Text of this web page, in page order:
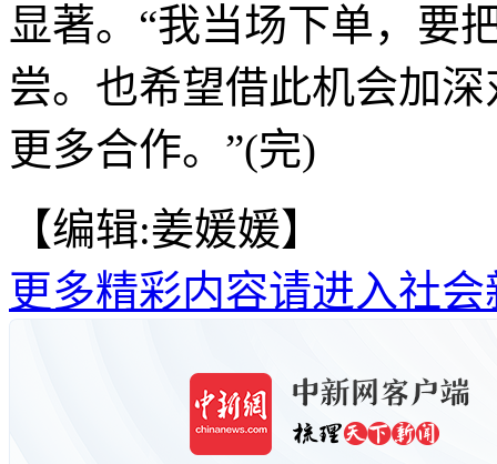
显著。“我当场下单，要
尝。也希望借此机会加
更多合作。”(完)
【编辑:姜媛媛】
更多精彩内容请进入社会